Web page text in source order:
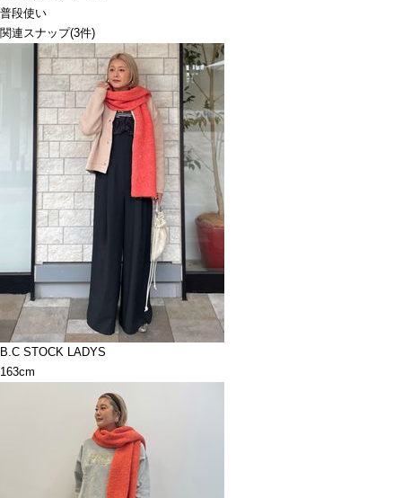
普段使い
関連スナップ(3件)
B.C STOCK LADYS
163cm